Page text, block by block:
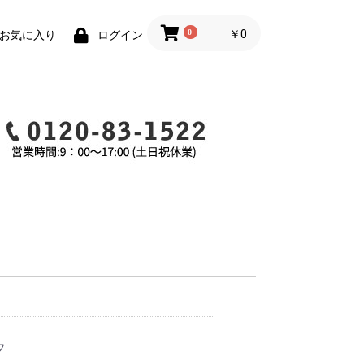
気に入り ログイン 0 ￥0